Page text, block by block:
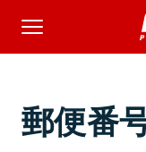
郵便番